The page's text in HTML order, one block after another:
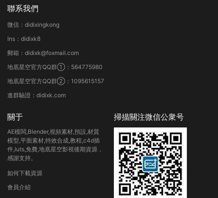
聯系我們
微信：didixingkong
Ins：didixk8
郵箱：didixk@foxmail.com
地底星空官方QQ群①：564775980
地底星空官方QQ群②：1095615157
進群驗證：didixk.com
關于
AE模闆,Blender,視頻素材,預設,材質
模型,平面素材,特效合成,教程,c4d插
件,luts,免費,地底星空影視後期資源，
感謝支持。
如何下載資源
會員介紹
掃描關注微信公衆号